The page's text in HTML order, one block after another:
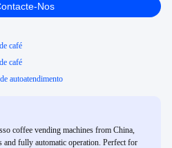
Nos
café
café
autoatendimento
coffee vending machines from China,
and fully automatic operation. Perfect for